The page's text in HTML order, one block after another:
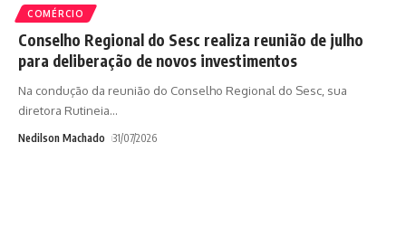
COMÉRCIO
Conselho Regional do Sesc realiza reunião de julho
para deliberação de novos investimentos
Na condução da reunião do Conselho Regional do Sesc, sua
diretora Rutineia…
Nedilson Machado 31/07/2026